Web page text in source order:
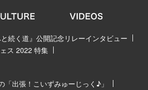
と続く道』公開記念リレーインタビュー
ス 2022 特集
「出張！こいずみゅーじっく♪」